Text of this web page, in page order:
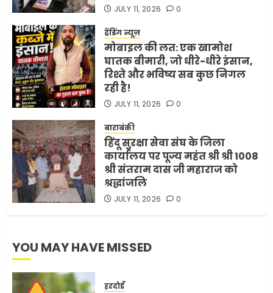
5
ट्रंप ने किया एलान
FEBRUARY 3, 2026
JULY 11, 2026 0
ट्रेंडिंग न्यूज़
मोबाइल की लत: एक खामोश
घातक बीमारी, जो धीरे-धीरे इंसान,
रिश्ते और भविष्य सब कुछ निगल
रही है!
JULY 11, 2026 0
बाराबंकी
हिंदू सुरक्षा सेवा संघ के जिला
कार्यालय पर पूज्य महंत श्री श्री 1008
श्री संतराम दास जी महाराज को
श्रद्धांजलि
JULY 11, 2026 0
YOU MAY HAVE MISSED
हरदोई